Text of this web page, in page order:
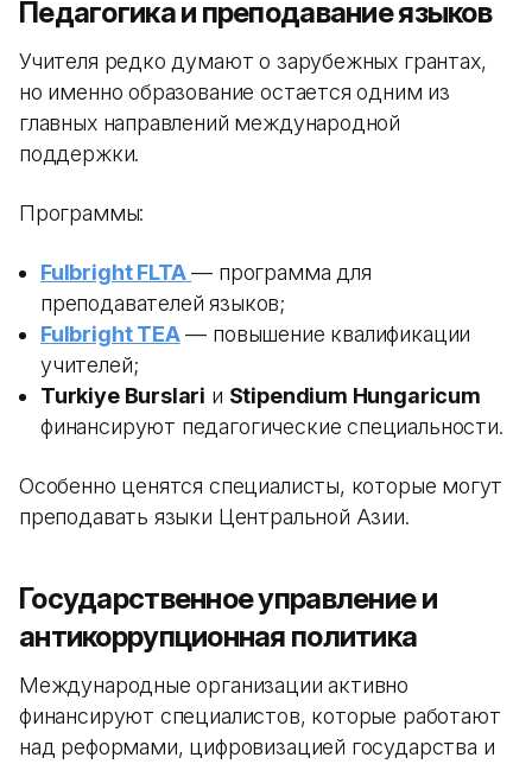
Педагогика и преподавание языков
Учителя редко думают о зарубежных грантах,
но именно образование остается одним из
главных направлений международной
поддержки.
Программы:
Fulbright FLTA — программа для
преподавателей языков;
Fulbright TEA— повышение квалификации
учителей;
Turkiye Burslari и Stipendium Hungaricum
финансируют педагогические специальности.
Особенно ценятся специалисты, которые могут
преподавать языки Центральной Азии.
Государственное управление и
антикоррупционная политика
Международные организации активно
финансируют специалистов, которые работают
над реформами, цифровизацией государства и